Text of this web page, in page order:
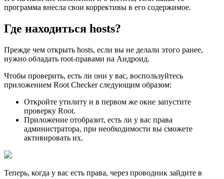
программа внесла свои коррективы в его содержимое.
Где находиться hosts?
Прежде чем открыть hosts, если вы не делали этого ранее,
нужно обладать root-правами на Андроид.
Чтобы проверить, есть ли они у вас, воспользуйтесь
приложением Root Checker следующим образом:
Откройте утилиту и в первом же окне запустите
проверку Root.
Приложение отобразит, есть ли у вас права
администратора, при необходимости вы сможете
активировать их.
Теперь, когда у вас есть права, через проводник зайдите в